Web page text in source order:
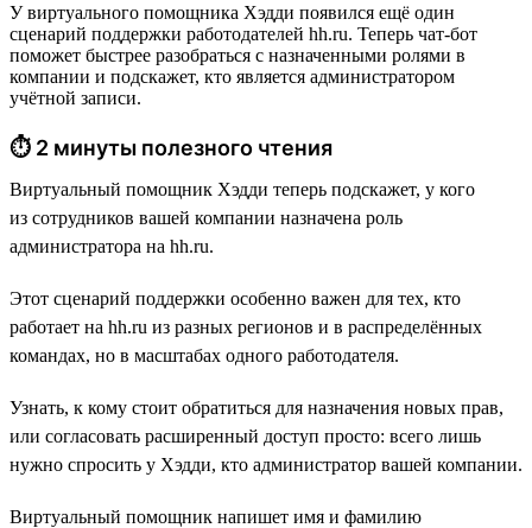
У виртуального помощника Хэдди появился ещё один
сценарий поддержки работодателей hh.ru. Теперь чат-бот
поможет быстрее разобраться с назначенными ролями в
компании и подскажет, кто является администратором
учётной записи.
⏱ 2 минуты полезного чтения
Виртуальный помощник Хэдди теперь подскажет, у кого
из сотрудников вашей компании назначена роль
администратора на hh.ru.
Этот сценарий поддержки особенно важен для тех, кто
работает на hh.ru из разных регионов и в распределённых
командах, но в масштабах одного работодателя.
Узнать, к кому стоит обратиться для назначения новых прав,
или согласовать расширенный доступ просто: всего лишь
нужно спросить у Хэдди, кто администратор вашей компании.
Виртуальный помощник напишет имя и фамилию